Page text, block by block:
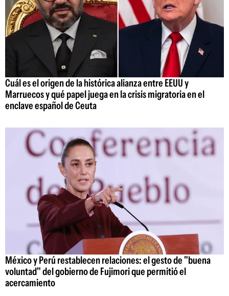
Cuál es el origen de la histórica alianza entre EEUU y
Marruecos y qué papel juega en la crisis migratoria en el
enclave español de Ceuta
México y Perú restablecen relaciones: el gesto de "buena
voluntad" del gobierno de Fujimori que permitió el
acercamiento